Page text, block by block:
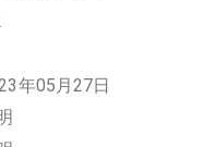
年05月27日